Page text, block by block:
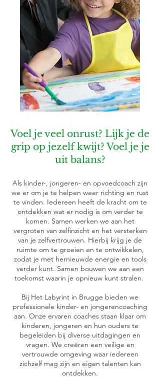
Voel je veel onrust? Lijk je de
grip op jezelf kwijt? Voel je je
uit balans?
Als kinder-, jongeren- en opvoedcoach zijn
we er om je te helpen weer richting en rust
te vinden. Iedereen heeft de kracht om te
ontdekken wat er nodig is om verder te
komen. Samen werken we aan het
vergroten van zelfinzicht en het versterken
van je zelfvertrouwen. Hierbij krijg je de
ruimte om te groeien en te ontwikkelen,
zodat je met hernieuwde energie en tools
verder kunt. Samen bouwen we aan een
toekomst waarin je opnieuw kunt stralen.
Bij Het Labyrint in Brugge bieden we
professionele kinder- en jongerencoaching
aan. Onze ervaren coaches staan klaar om
kinderen, jongeren en hun ouders te
begeleiden bij diverse uitdagingen en
vragen. We creëren een veilige en
vertrouwde omgeving waar iedereen
zichzelf mag zijn en eigen talenten kan
ontdekken.